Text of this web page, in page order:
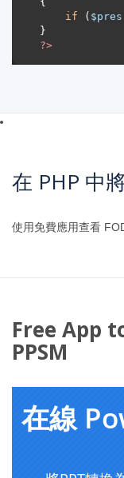
if ( $pres
?>
在 PHP 中
使用免費應用查看
Free App
PPSM